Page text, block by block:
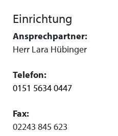
Einrichtung
Ansprechpartner:
Herr Lara Hübinger
Telefon:
0151 5634 0447
Fax:
02243 845 623